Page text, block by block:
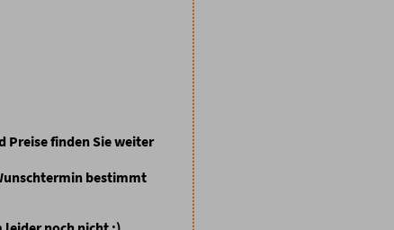
Preise finden Sie weiter
bestimmt